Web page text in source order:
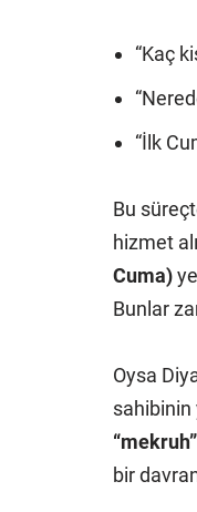
“Kaç
“İlk
Bu
hizmet
Cuma)
Bunlar
Oysa
sahibinin
“mekruh”
bir